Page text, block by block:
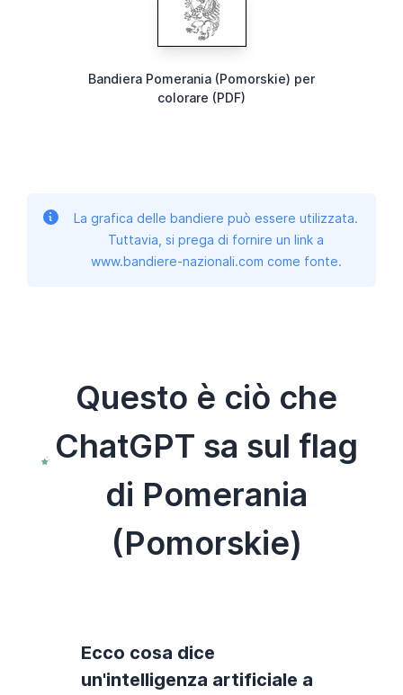
Bandiera Pomerania (Pomorskie) per
colorare (PDF)
La grafica delle bandiere può essere utilizzata.
Tuttavia, si prega di fornire un link a
www.bandiere-nazionali.com come fonte.
Questo è ciò che
ChatGPT sa sul flag
di Pomerania
(Pomorskie)
Ecco cosa dice
un'intelligenza artificiale a